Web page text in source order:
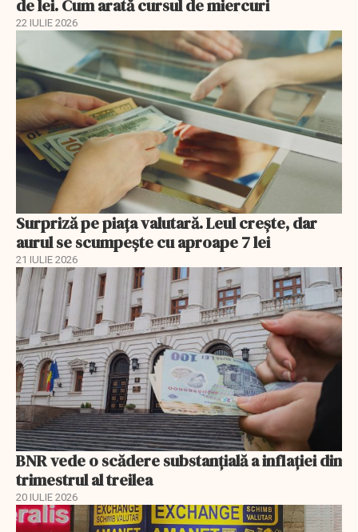
de lei. Cum arată cursul de miercuri
22 IULIE 2026
Surpriză pe piața valutară. Leul crește, dar
aurul se scumpește cu aproape 7 lei
21 IULIE 2026
BNR vede o scădere substanţială a inflaţiei din
trimestrul al treilea
20 IULIE 2026